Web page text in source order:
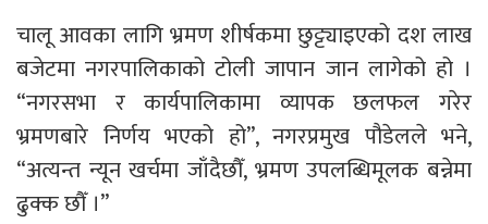
चालू आवका लागि भ्रमण शीर्षकमा छुट्ट्याइएको दश लाख
बजेटमा नगरपालिकाको टोली जापान जान लागेको हो ।
“नगरसभा र कार्यपालिकामा व्यापक छलफल गरेर
भ्रमणबारे निर्णय भएको हो”, नगरप्रमुख पौडेलले भने,
“अत्यन्त न्यून खर्चमा जाँदैछौँ, भ्रमण उपलब्धिमूलक बन्नेमा
ढुक्क छौँ ।”